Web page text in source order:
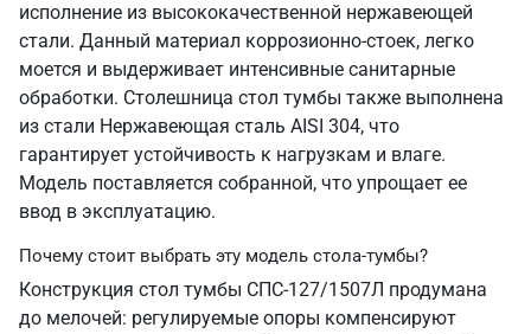
исполнение из высококачественной нержавеющей
стали. Данный материал коррозионно-стоек, легко
моется и выдерживает интенсивные санитарные
обработки. Столешница стол тумбы также выполнена
из стали Нержавеющая сталь AISI 304, что
гарантирует устойчивость к нагрузкам и влаге.
Модель поставляется собранной, что упрощает ее
ввод в эксплуатацию.
Почему стоит выбрать эту модель стола-тумбы?
Конструкция стол тумбы СПС-127/1507Л продумана
до мелочей: регулируемые опоры компенсируют